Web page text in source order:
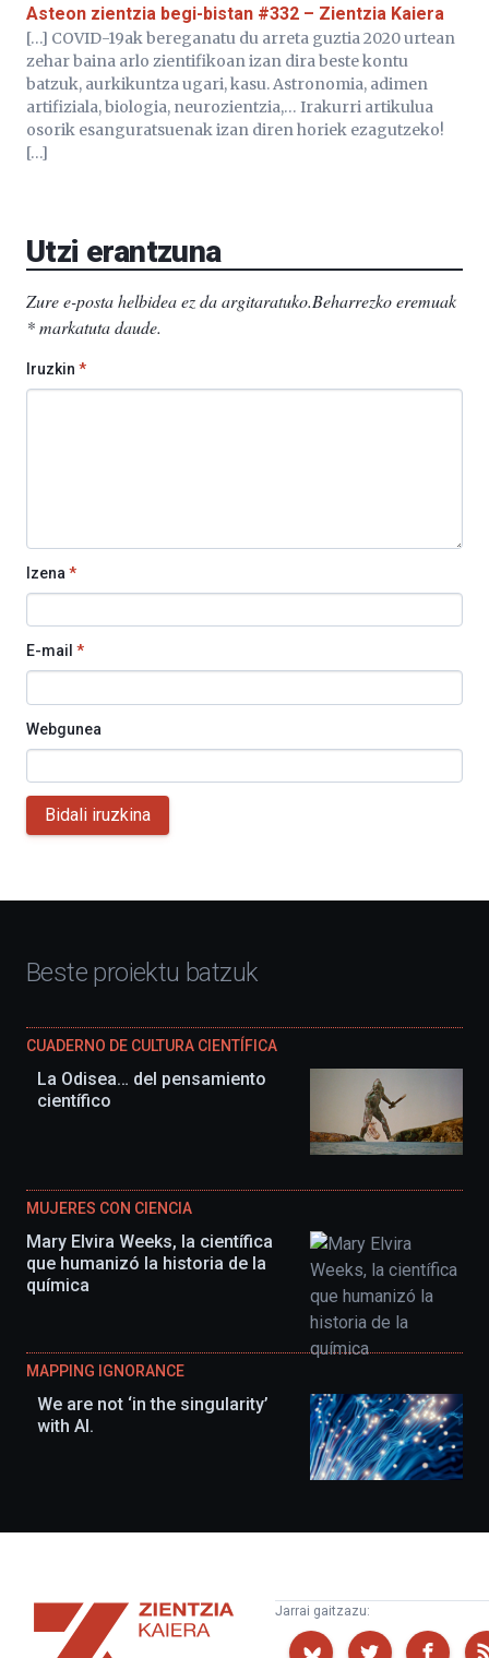
Asteon zientzia begi-bistan #332 – Zientzia Kaiera
[…] COVID-19ak bereganatu du arreta guztia 2020 urtean
zehar baina arlo zientifikoan izan dira beste kontu
batzuk, aurkikuntza ugari, kasu. Astronomia, adimen
artifiziala, biologia, neurozientzia,… Irakurri artikulua
osorik esanguratsuenak izan diren horiek ezagutzeko!
[…]
Utzi erantzuna
Zure e-posta helbidea ez da argitaratuko.Beharrezko eremuak
*markatuta daude.
Iruzkin *
Izena *
E-mail *
Webgunea
Bidali iruzkina
Beste proiektu batzuk
CUADERNO DE CULTURA CIENTÍFICA
La Odisea… del pensamiento
científico
MUJERES CON CIENCIA
Mary Elvira Weeks, la científica
que humanizó la historia de la
química
MAPPING IGNORANCE
We are not ‘in the singularity’
with AI.
Zientzia
Kaiera
Jarrai gaitzazu: